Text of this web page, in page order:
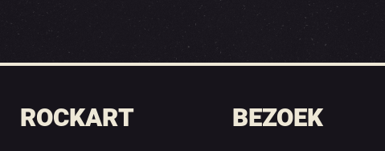
ROCKART BEZOEK